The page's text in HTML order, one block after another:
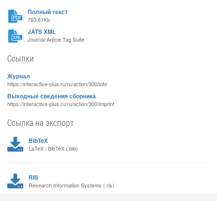
Полный текст
763.61Kb
JATS XML
Journal Article Tag Suite
Ссылки
Журнал
https://interactive-plus.ru/ru/action/300/info
Выходные сведения сборника
https://interactive-plus.ru/ru/action/300/imprint
Ссылка на экспорт
BibTeX
LaTeX / BibTeX (.bib)
RIS
Research Information Systems (.ris)